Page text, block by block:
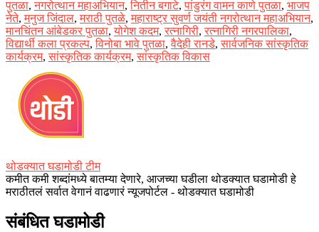
पुतळा,नगरोत्थान महाअभियान,नितीन बगाटे,पांडुरंग वामन काणे पुतळा, भाजप
नेते,मनुज जिंदाल,मराठी पुतळे,महाराष्ट्र सुवर्ण जयंती नगरोत्थान महाअभियान,
मानचिंतन आंबेडकर पुतळा,योगेश कदम,रत्नागिरी,रत्नागिरी नगरपालिका,
विद्यार्थी कला प्रकल्प,विनोबा भावे पुतळा,वैदेही रानडे,सार्वजनिक सांस्कृतिक
कार्यक्रम,सांस्कृतिक कार्यक्रम,सांस्कृतिक विकास
थोडक्यात घडामोडी टीम
कमीत कमी शब्दांमध्ये बातम्या देणारे, आजच्या घडीला थोडक्यात घडामोडी हे
मराठीतलं सर्वात वेगानं वाढणारं न्यूजपोर्टल - थोडक्यात घडामोडी
संबंधित घडामोडी